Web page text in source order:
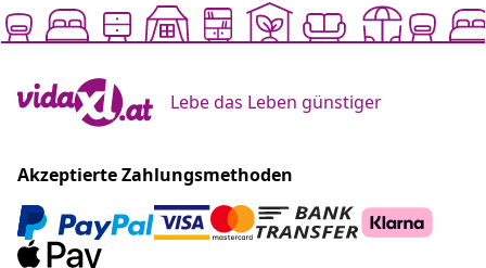
Lebe das Leben günstiger
Akzeptierte Zahlungsmethoden